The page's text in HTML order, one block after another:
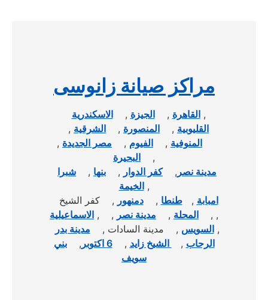
مراكز صيانة زانوسى
القاهرة ,الجيزة ,الاسكندرية
,
القليوبية , المنصورة , الشرقية ,
المنوفية , الفيوم , مصر الجديدة ,
البحيرة
,
مدينة نصر ,كفر الدوار , بنها , شبرا
الخيمة,
امبابة ,طنطا ,دمنهور , كفر الشيخ
, المحلة , مدينة نصر , , الاسماعيلية
,
السويس , مدينة السادات , مدينة بدر
,
الرحاب , الشيخ زايد ,6 اكتوبر ,بني
سويف